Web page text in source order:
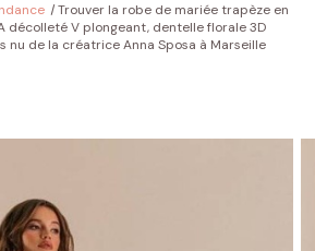
Trouver la robe de mariée trapèze en
décolleté V plongeant, dentelle florale 3D
nu de la créatrice Anna Sposa à Marseille